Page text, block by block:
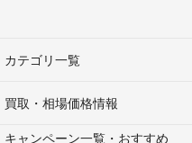
カテゴリ一覧
買取・相場価格情報
キャンペーン一覧・おすすめ